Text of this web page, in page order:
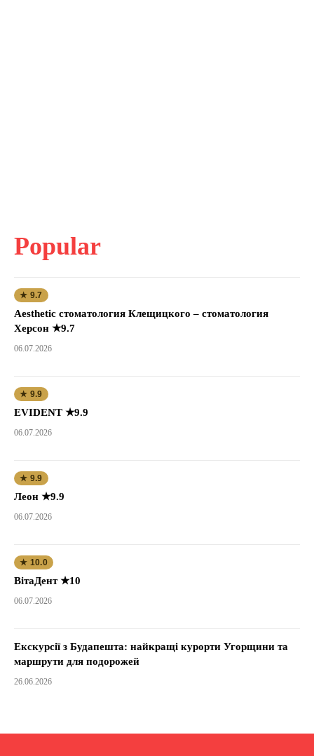
Popular
★ 9.7
Aesthetic стоматология Клещицкого – стоматология
Херсон ★9.7
06.07.2026
★ 9.9
EVIDENT ★9.9
06.07.2026
★ 9.9
Леон ★9.9
06.07.2026
★ 10.0
ВітаДент ★10
06.07.2026
Екскурсії з Будапешта: найкращі курорти Угорщини та
маршрути для подорожей
26.06.2026